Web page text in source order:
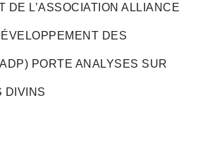
DE L’ASSOCIATION ALLIANCE
DES
PORTE ANALYSES SUR
DIVINS